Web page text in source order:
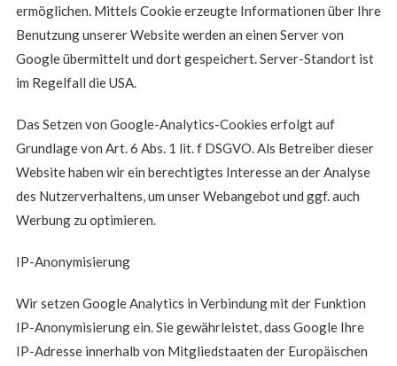
ermöglichen. Mittels Cookie erzeugte Informationen über Ihre
Benutzung unserer Website werden an einen Server von
Google übermittelt und dort gespeichert. Server-Standort ist
im Regelfall die USA.
Das Setzen von Google-Analytics-Cookies erfolgt auf
Grundlage von Art. 6 Abs. 1 lit. f DSGVO. Als Betreiber dieser
Website haben wir ein berechtigtes Interesse an der Analyse
des Nutzerverhaltens, um unser Webangebot und ggf. auch
Werbung zu optimieren.
IP-Anonymisierung
Wir setzen Google Analytics in Verbindung mit der Funktion
IP-Anonymisierung ein. Sie gewährleistet, dass Google Ihre
IP-Adresse innerhalb von Mitgliedstaaten der Europäischen